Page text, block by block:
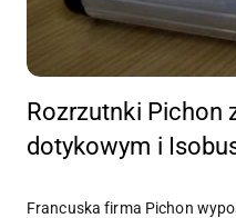
Rozrzutnki Pichon
dotykowym i
Francuska firma Pichon